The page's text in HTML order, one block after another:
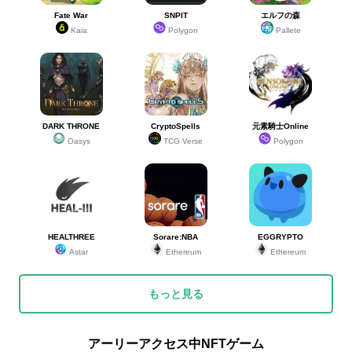
Fate War
Kaia
SNPIT
Polygon
エルフの森
Pallete
DARK THRONE
Oasys
CryptoSpells
TCG Verse
元素騎士Online
Polygon
HEALTHREE
Astar
Sorare:NBA
Ethereum
EGGRYPTO
Ethereum
もっと見る
アーリーアクセス中NFTゲーム